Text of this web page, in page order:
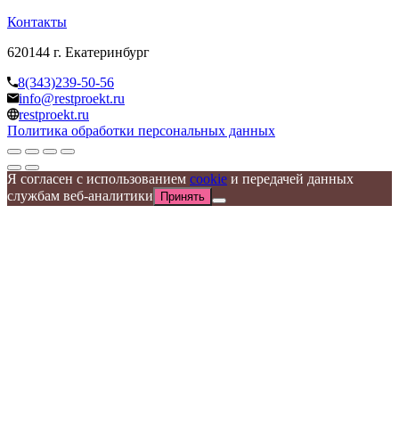
Контакты
620144 г. Екатеринбург
8(343)239-50-56
info@restproekt.ru
restproekt.ru
Политика обработки персональных данных
Я согласен с использованием cookie и передачей данных
службам веб-аналитики
Принять